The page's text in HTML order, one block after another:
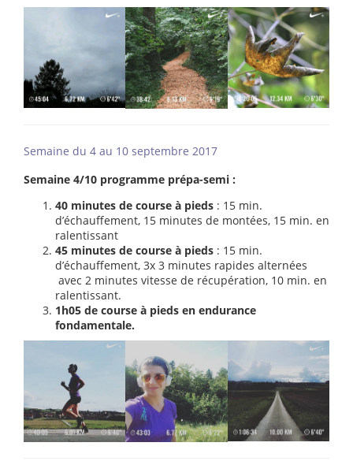
Semaine du 4 au 10 septembre 2017
Semaine 4/10 programme prépa-semi :
40 minutes de course à pieds : 15 min.
d’échauffement, 15 minutes de montées, 15 min. en
ralentissant
45 minutes de course à pieds : 15 min.
d’échauffement, 3x 3 minutes rapides alternées
avec 2 minutes vitesse de récupération, 10 min. en
ralentissant.
1h05 de course à pieds en endurance
fondamentale.